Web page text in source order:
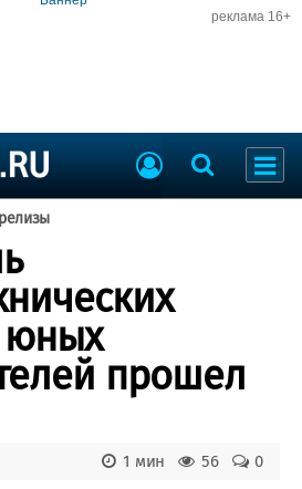
реклама 16+
Доска объявлений
юных
прошел
0
56
1 мин